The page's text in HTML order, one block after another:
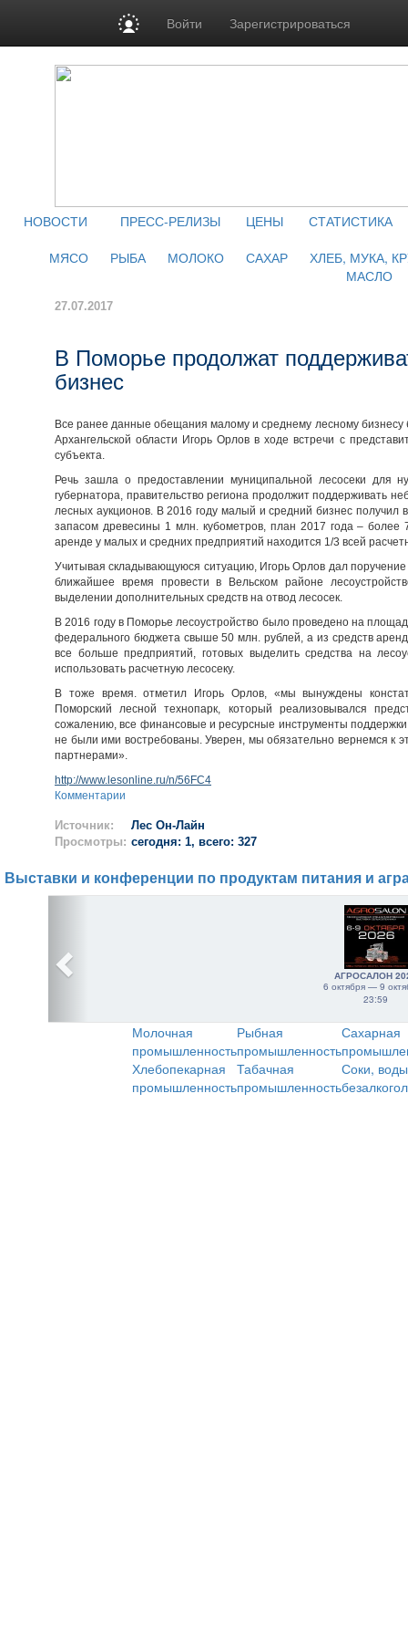
Войти Зарегистрироваться
НОВОСТИ ПРЕСС-РЕЛИЗЫ ЦЕНЫ
СТАТИСТИКА
МЯСО
РЫБА МОЛОКО САХАР
ХЛЕБ, МУКА,
МАСЛО
27.07.2017
В Поморье продолжат
бизнес
Все ранее данные обещания малому и среднему лесному бизнесу
Архангельской области Игорь Орлов в ходе встречи с
субъекта.
Речь зашла о предоставлении муниципальной лесосеки для
губернатора, правительство региона продолжит поддерживать
лесных аукционов. В 2016 году малый и средний бизнес получил
запасом древесины 1 млн. кубометров, план 2017 года – более
аренде у малых и средних предприятий находится 1/3 всей
Учитывая складывающуюся ситуацию, Игорь Орлов дал
ближайшее время провести в Вельском районе
выделении дополнительных средств на отвод лесосек.
В 2016 году в Поморье лесоустройство было проведено на
федерального бюджета свыше 50 млн. рублей, а из средств
все больше предприятий, готовых выделить средства на
использовать расчетную лесосеку.
В тоже время. отметил Игорь Орлов, «мы вынуждены
Поморский лесной технопарк, который реализовывался
сожалению, все финансовые и ресурсные инструменты
не были ими востребованы. Уверен, мы обязательно вернемся к
партнерами».
http://www.lesonline.ru/n/56FC4
Комментарии
Источник:
Лес Он-Лайн
Просмотры: сегодня: 1, всего: 327
Выставки и конференции по продуктам питания и
АГРОСАЛОН
6 октября — 9
23:59
Молочная
промышленность
Рыбная
промышленность
Сахарная
Хлебопекарная
промышленность
Табачная
промышленность
Соки,